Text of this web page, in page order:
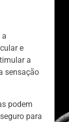
a
e
a
sensação
podem
para